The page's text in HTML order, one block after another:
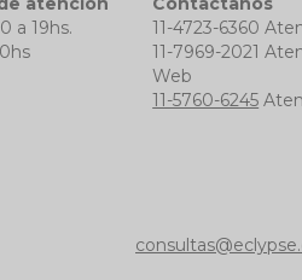
a 19hs.
11-4723-6360
11-7969-2021
Web
11-5760-6245